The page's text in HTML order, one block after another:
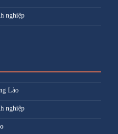
nghiệp
Lào
nghiệp